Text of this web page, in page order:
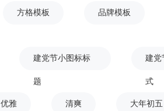
方格模板 品牌模板
建党节小图标标
题
建党
式
优雅 清爽 大年初五